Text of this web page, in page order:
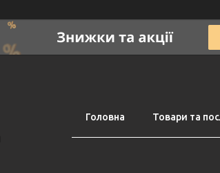
Головна Товари та